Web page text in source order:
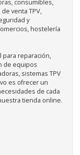
consumibles,
venta TPV,
y
hostelería
para reparación,
de equipos
sistemas TPV
es ofrecer un
de cada
tienda online.